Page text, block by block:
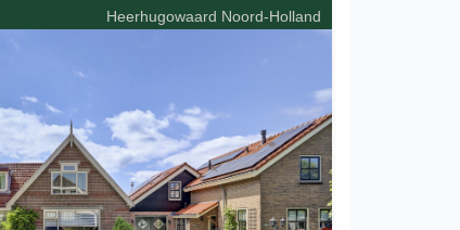
Heerhugowaard Noord-Holland